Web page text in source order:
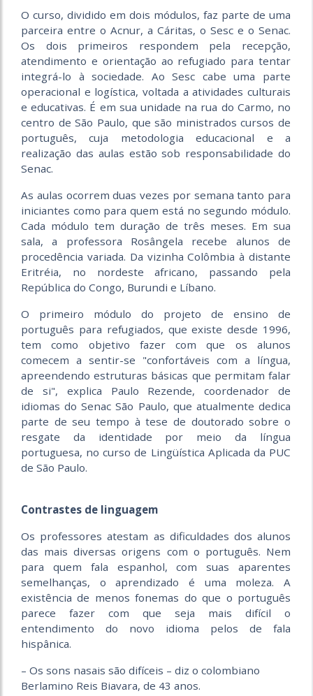
O curso, dividido em dois módulos, faz parte de uma
parceira entre o Acnur, a Cáritas, o Sesc e o Senac.
Os dois primeiros respondem pela recepção,
atendimento e orientação ao refugiado para tentar
integrá-lo à sociedade. Ao Sesc cabe uma parte
operacional e logística, voltada a atividades culturais
e educativas. É em sua unidade na rua do Carmo, no
centro de São Paulo, que são ministrados cursos de
português, cuja metodologia educacional e a
realização das aulas estão sob responsabilidade do
Senac.
As aulas ocorrem duas vezes por semana tanto para
iniciantes como para quem está no segundo módulo.
Cada módulo tem duração de três meses. Em sua
sala, a professora Rosângela recebe alunos de
procedência variada. Da vizinha Colômbia à distante
Eritréia, no nordeste africano, passando pela
República do Congo, Burundi e Líbano.
O primeiro módulo do projeto de ensino de
português para refugiados, que existe desde 1996,
tem como objetivo fazer com que os alunos
comecem a sentir-se "confortáveis com a língua,
apreendendo estruturas básicas que permitam falar
de si", explica Paulo Rezende, coordenador de
idiomas do Senac São Paulo, que atualmente dedica
parte de seu tempo à tese de doutorado sobre o
resgate da identidade por meio da língua
portuguesa, no curso de Lingüística Aplicada da PUC
de São Paulo.
Contrastes de linguagem
Os professores atestam as dificuldades dos alunos
das mais diversas origens com o português. Nem
para quem fala espanhol, com suas aparentes
semelhanças, o aprendizado é uma moleza. A
existência de menos fonemas do que o português
parece fazer com que seja mais difícil o
entendimento do novo idioma pelos de fala
hispânica.
– Os sons nasais são difíceis – diz o colombiano
Berlamino Reis Biavara, de 43 anos.